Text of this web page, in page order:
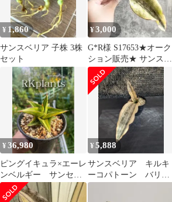
¥ 1,860
サンスベリア 子株 3株
セット
¥3,000
G*R様 S17653★オーク
ション販売★ サンスベ
リア キルキー 極上斑入
り株
¥36,980
ピングイキュラ×エーレ
ンベルギー サンセベ
リア 抜き苗 【極縞
斑】
¥5,888
サンスベリア キルキ
ーコパトーン バリエ
ガータ